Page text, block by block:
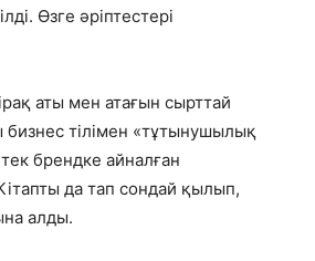
Өзге әріптестері
аты мен атағын сырттай
бизнес тілімен «тұтынушылық
брендке айналған
да тап сондай қылып,
алды.